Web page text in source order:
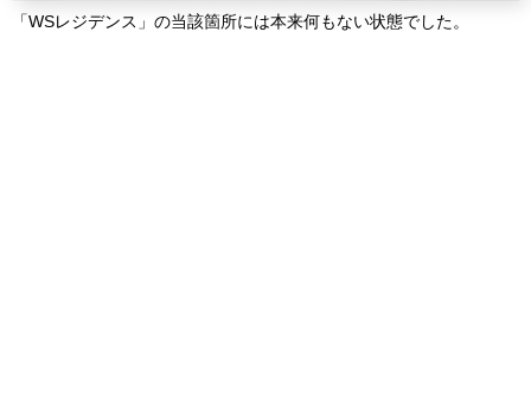
「WSレジデンス」の当該箇所には本来何もない状態でした。